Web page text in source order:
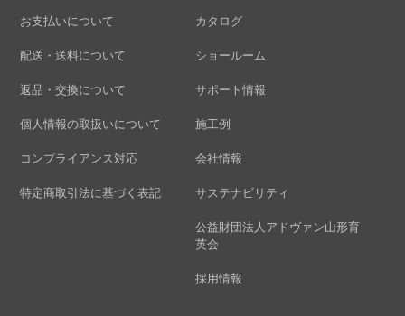
お支払いについて
配送・送料について
返品・交換について
個人情報の取扱いについて
コンプライアンス対応
特定商取引法に基づく表記
カタログ
ショールーム
サポート情報
施工例
会社情報
サステナビリティ
公益財団法人アドヴァン山形育
英会
採用情報